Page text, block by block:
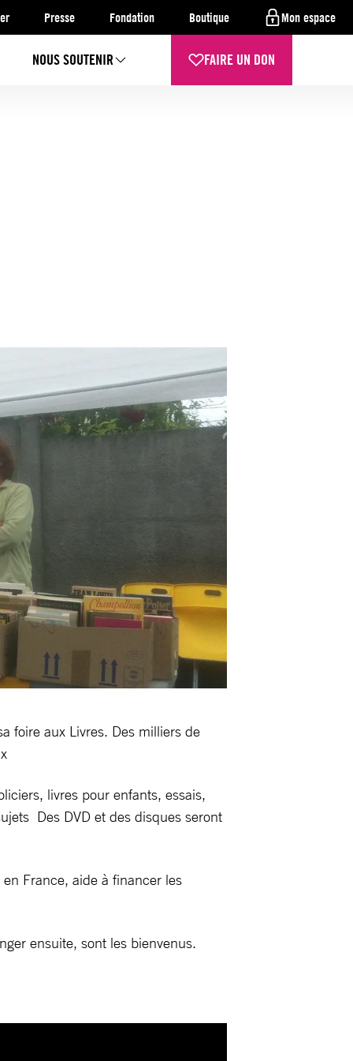
Presse Fondation Boutique Mon espace
NOUS SOUTENIR FAIRE UN DON
foire aux Livres. Des milliers de
livres pour enfants, essais,
Des DVD et des disques seront
France, aide à financer les
ensuite, sont les bienvenus.